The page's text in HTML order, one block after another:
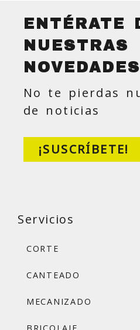
ENTÉRATE
NUESTRAS
NOVEDADES
No te pierdas
de noticias
¡SUSCRÍBETE!
Servicios
CORTE
CANTEADO
MECANIZADO